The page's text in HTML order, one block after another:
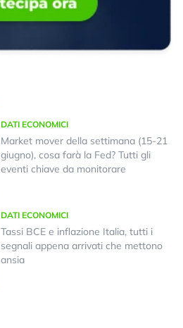
DATI ECONOMICI
Market mover della settimana (15-21
giugno), cosa farà la Fed? Tutti gli
eventi chiave da monitorare
DATI ECONOMICI
Tassi BCE e inflazione Italia, tutti i
segnali appena arrivati che mettono
ansia